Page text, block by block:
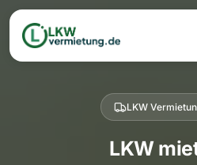
LKW
LKW